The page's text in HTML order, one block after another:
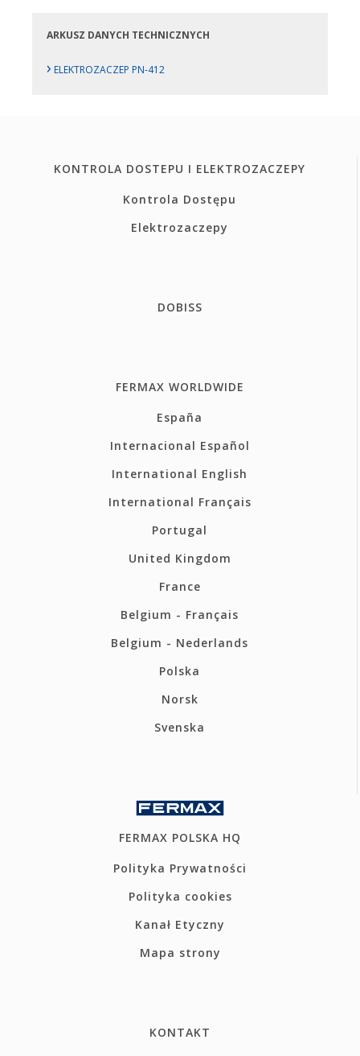
ARKUSZ DANYCH TECHNICZNYCH
› ELEKTROZACZEP PN-412
KONTROLA DOSTEPU I ELEKTROZACZEPY
Kontrola Dostępu
Elektrozaczepy
DOBISS
FERMAX WORLDWIDE
España
Internacional Español
International English
International Français
Portugal
United Kingdom
France
Belgium - Français
Belgium - Nederlands
Polska
Norsk
Svenska
FERMAX POLSKA HQ
Polityka Prywatności
Polityka cookies
Kanał Etyczny
Mapa strony
KONTAKT